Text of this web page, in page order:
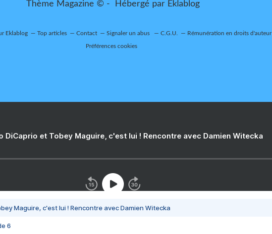
Thème Magazine © - Hébergé par Eklablog
Eklablog Top articles Contact Signaler un abus C.G.U. Rémunération en droits d'auteur
Préférences cookies
DiCaprio et Tobey Maguire, c'est lui ! Rencontre avec Damien Witecka
Maguire, c'est lui ! Rencontre avec Damien Witecka
6